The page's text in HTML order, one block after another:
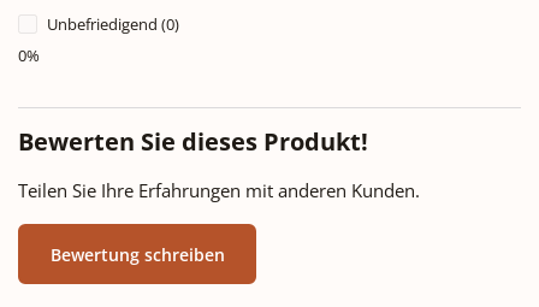
Unbefriedigend (0)
0%
Bewerten Sie dieses Produkt!
Teilen Sie Ihre Erfahrungen mit anderen Kunden.
Bewertung schreiben